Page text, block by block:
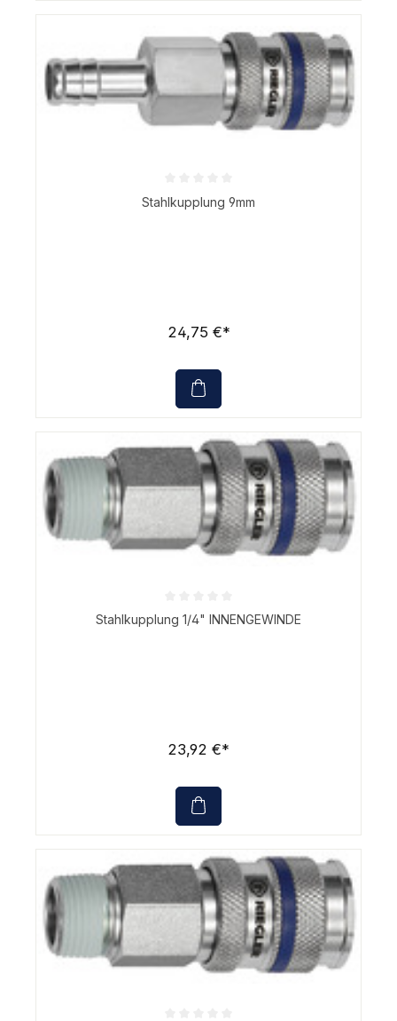
Durchschnittliche Bewertung von 0 von 5 Sternen
Stahlkupplung 9mm
24,75 €*
Durchschnittliche Bewertung von 0 von 5 Sternen
Stahlkupplung 1/4" INNENGEWINDE
23,92 €*